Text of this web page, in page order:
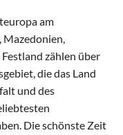
am
Mazedonien,
zählen über
die das Land
und des
Die schönste Zeit